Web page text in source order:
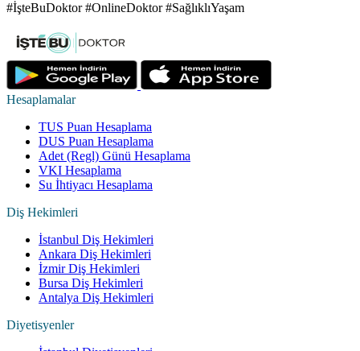
#İşteBuDoktor #OnlineDoktor #SağlıklıYaşam
Hesaplamalar
TUS Puan Hesaplama
DUS Puan Hesaplama
Adet (Regl) Günü Hesaplama
VKI Hesaplama
Su İhtiyacı Hesaplama
Diş Hekimleri
İstanbul Diş Hekimleri
Ankara Diş Hekimleri
İzmir Diş Hekimleri
Bursa Diş Hekimleri
Antalya Diş Hekimleri
Diyetisyenler